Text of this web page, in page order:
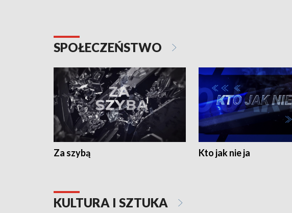
SPOŁECZEŃSTWO
Za szybą Kto jak nie ja
KULTURA I SZTUKA